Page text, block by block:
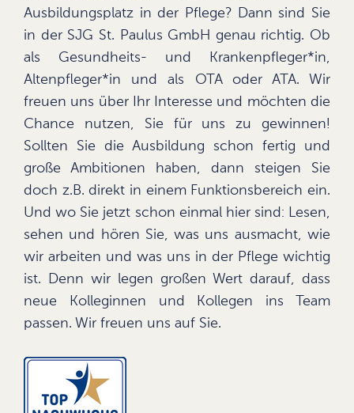
Ausbildungsplatz in der Pflege? Dann sind Sie
in der SJG St. Paulus GmbH genau richtig. Ob
als Gesundheits- und Krankenpfleger*in,
Altenpfleger*in und als OTA oder ATA. Wir
freuen uns über Ihr Interesse und möchten die
Chance nutzen, Sie für uns zu gewinnen!
Sollten Sie die Ausbildung schon fertig und
große Ambitionen haben, dann steigen Sie
doch z.B. direkt in einem Funktionsbereich ein.
Und wo Sie jetzt schon einmal hier sind: Lesen,
sehen und hören Sie, was uns ausmacht, wie
wir arbeiten und was uns in der Pflege wichtig
ist. Denn wir legen großen Wert darauf, dass
neue Kolleginnen und Kollegen ins Team
passen. Wir freuen uns auf Sie.